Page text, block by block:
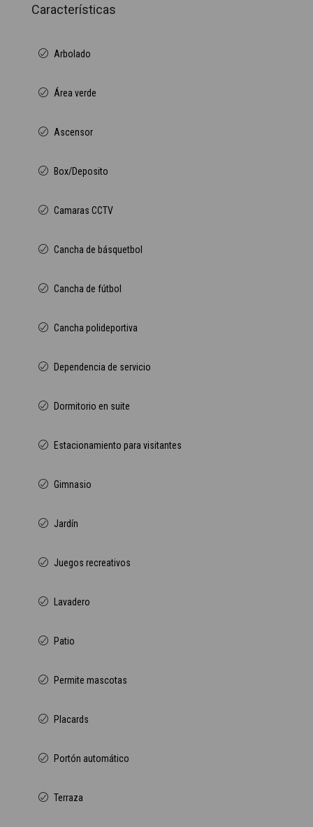
Características
Arbolado
Área verde
Ascensor
Box/Deposito
Camaras CCTV
Cancha de básquetbol
Cancha de fútbol
Cancha polideportiva
Dependencia de servicio
Dormitorio en suite
Estacionamiento para visitantes
Gimnasio
Jardín
Juegos recreativos
Lavadero
Patio
Permite mascotas
Placards
Portón automático
Terraza